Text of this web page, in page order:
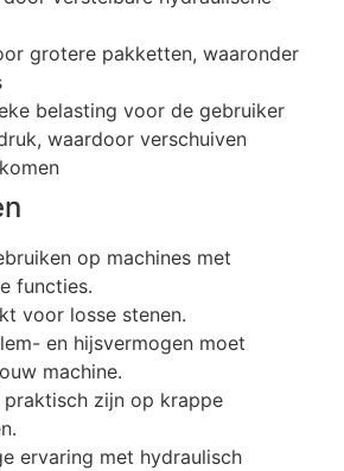
grotere pakketten, waaronder
belasting voor de gebruiker
waardoor verschuiven
op machines met
functies.
voor losse stenen.
en hijsvermogen moet
machine.
praktisch zijn op krappe
ervaring met hydraulisch